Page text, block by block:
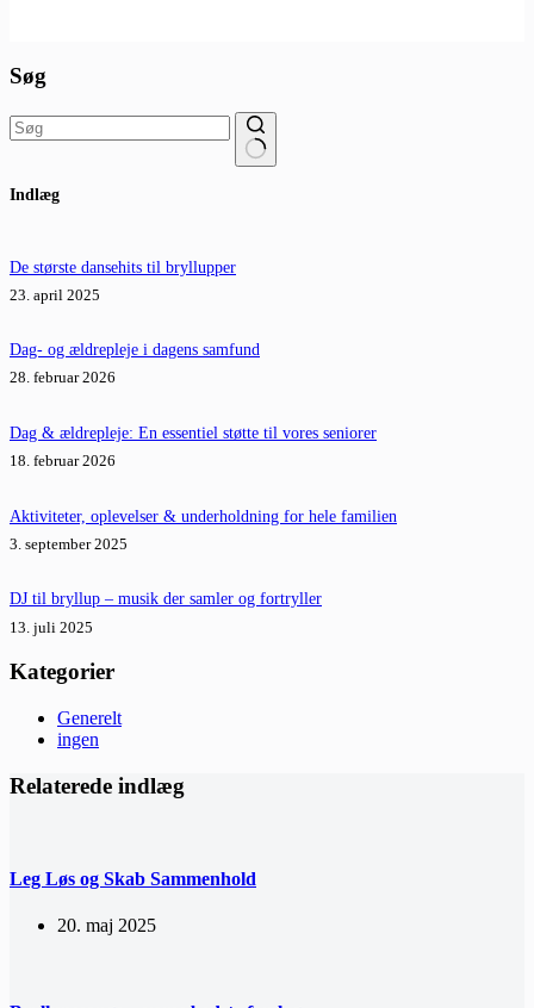
Søg
resultater
Indlæg
De største dansehits til bryllupper
23. april 2025
Dag- og ældrepleje i dagens samfund
28. februar 2026
Dag & ældrepleje: En essentiel støtte til vores seniorer
18. februar 2026
Aktiviteter, oplevelser & underholdning for hele familien
3. september 2025
DJ til bryllup – musik der samler og fortryller
13. juli 2025
Kategorier
Generelt
ingen
Relaterede indlæg
Leg Løs og Skab Sammenhold
20. maj 2025